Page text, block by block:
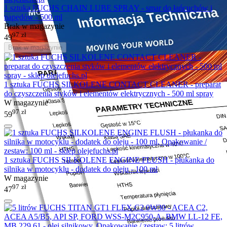
1 sztuka FUCHS CHAIN LUBE SPRAY - smar do łańcuchów i
napędów - 500 ml
Brak w magazynie
4997 zł
Brak w magazynie
1 sztuka FUCHS SILKOLENE CONTACT CLEANER - preparat
do czyszczenia styków i elementów elektrycznych - 500 ml spray
W magazynie
5997 zł
1 sztuka FUCHS SILKOLENE ENGINE FLUSH - płukanka do
silnika w motocyklu - dodatek do oleju - 100 ml
W magazynie
4797 zł